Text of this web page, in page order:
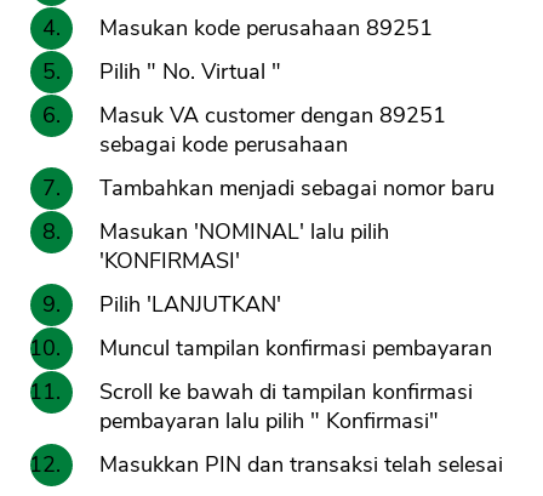
Masukan kode perusahaan 89251
Pilih " No. Virtual "
Masuk VA customer dengan 89251
sebagai kode perusahaan
Tambahkan menjadi sebagai nomor baru
Masukan 'NOMINAL' lalu pilih
'KONFIRMASI'
Pilih 'LANJUTKAN'
Muncul tampilan konfirmasi pembayaran
Scroll ke bawah di tampilan konfirmasi
pembayaran lalu pilih " Konfirmasi"
Masukkan PIN dan transaksi telah selesai